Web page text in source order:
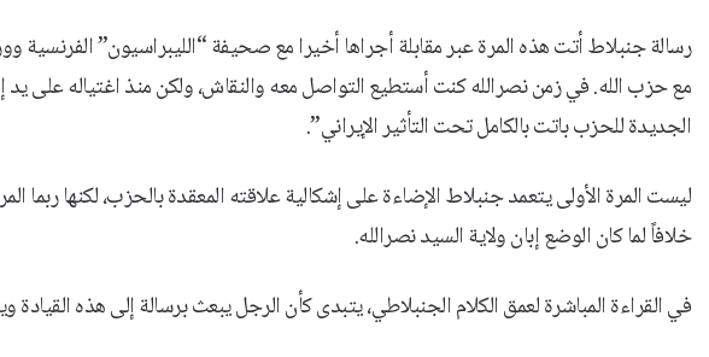
رسالة جنبلاط أتت هذه المرة عبر مقابلة أجراها أخيرا مع صحيفة “الليبراسيون”
الجديدة للحزب باتت بالكامل تحت التأثير الإيراني”.
ليست المرة الأولى يتعمد جنبلاط الإضاءة على إشكالية علاقته المعقدة بالحزب، لكنها ربما
خلافاً لما كان الوضع إبان ولاية السيد نصرالله.
في القراءة المباشرة لعمق الكلام الجنبلاطي، يتبدى كأن الرجل يبعث برسالة إلى هذه القيادة